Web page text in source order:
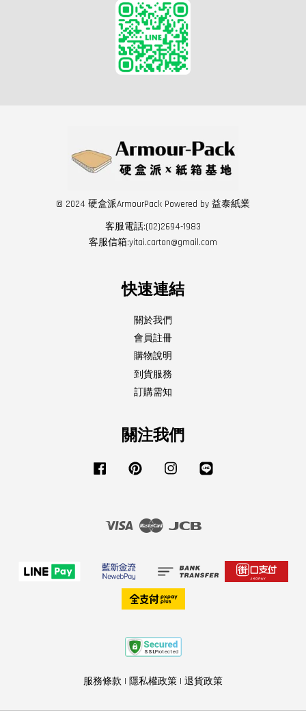
© 2024 硬盒派ArmourPack Powered by 益泰紙業
客服電話:(02)2694-1983
客服信箱:yitai.carton@gmail.com
快速連結
關於我們
會員註冊
購物說明
到貨服務
訂購需知
關注我們
Facebook Pinterest Instagram
Visa Master
服務條款 | 隱私權政策 | 退貨政策